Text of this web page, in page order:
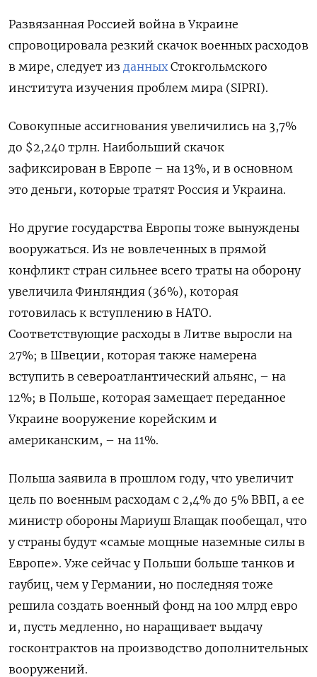
Развязанная Россией война в Украине
спровоцировала резкий скачок военных расходов
в мире, следует из данныхСтокгольмского
института изучения проблем мира (SIPRI).
Совокупные ассигнования увеличились на 3,7%
до $2,240 трлн. Наибольший скачок
зафиксирован в Европе – на 13%, и в основном
это деньги, которые тратят Россия и Украина.
Но другие государства Европы тоже вынуждены
вооружаться. Из не вовлеченных в прямой
конфликт стран сильнее всего траты на оборону
увеличила Финляндия (36%), которая
готовилась к вступлению в НАТО.
Соответствующие расходы в Литве выросли на
27%; в Швеции, которая также намерена
вступить в североатлантический альянс, – на
12%; в Польше, которая замещает переданное
Украине вооружение корейским и
американским, – на 11%.
Польша заявила в прошлом году, что увеличит
цель по военным расходам с 2,4% до 5% ВВП, а ее
министр обороны Мариуш Блащак пообещал, что
у страны будут «самые мощные наземные силы в
Европе». Уже сейчас у Польши больше танков и
гаубиц, чем у Германии, но последняя тоже
решила создать военный фонд на 100 млрд евро
и, пусть медленно, но наращивает выдачу
госконтрактов на производство дополнительных
вооружений.